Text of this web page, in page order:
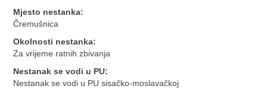
Mjesto nestanka:
Čremušnica
Okolnosti nestanka:
Za vrijeme ratnih zbivanja
Nestanak se vodi u PU:
Nestanak se vodi u PU sisačko-moslavačkoj